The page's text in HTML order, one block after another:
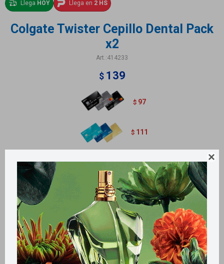

Llega HOY Llega en 2 HS
Colgate Twister Cepillo Dental Pack
x2
414233
$ 139
$ 97
$ 111
Contiene 2 unidades.
Métodos y costos de envío
Retiros gratuitos en tiendas
Productos que te pueden interesar